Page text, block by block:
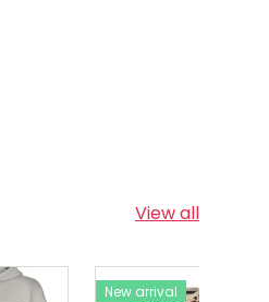
View all
New arrival